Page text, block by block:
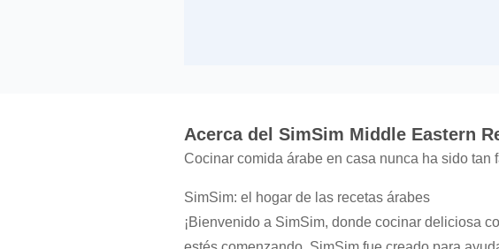
Acerca del SimSim Middle Eastern
Cocinar comida árabe en casa nunca ha sido tan
SimSim: el hogar de las recetas árabes
¡Bienvenido a SimSim, donde cocinar deliciosa